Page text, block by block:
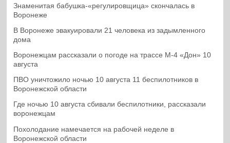
Знаменитая бабушка-«регулировщица» скончалась в
Воронеже
В Воронеже эвакуировали 21 человека из задымленного
дома
Воронежцам рассказали о погоде на трассе М-4 «Дон» 10
августа
ПВО уничтожило ночью 10 августа 11 беспилотников в
Воронежской области
Где ночью 10 августа сбивали беспилотники, рассказали
воронежцам
Похолодание намечается на рабочей неделе в
Воронежской области